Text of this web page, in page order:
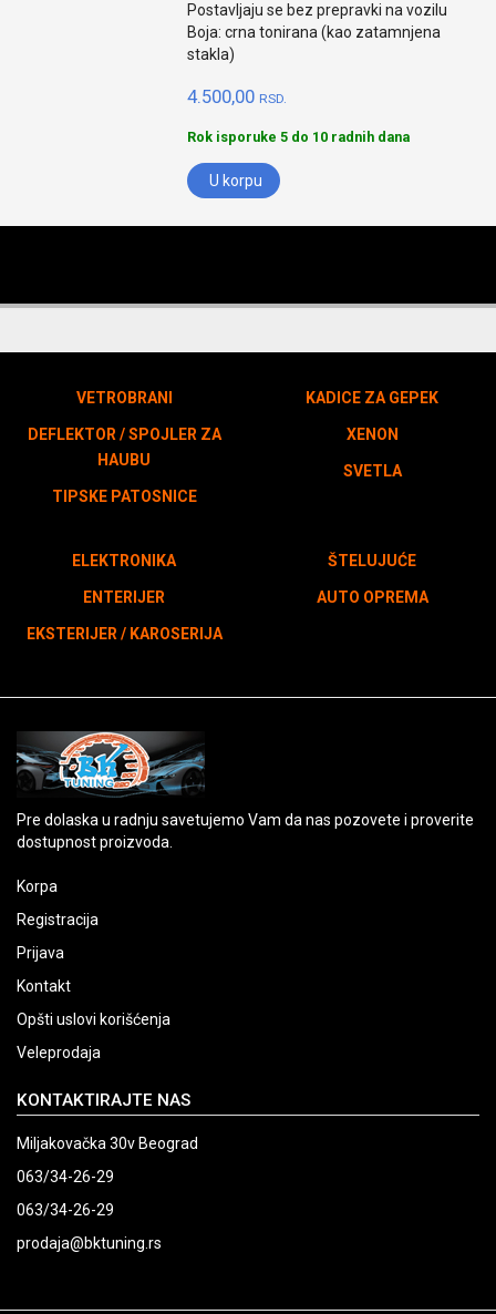
Postavljaju se bez prepravki na vozilu
Boja: crna tonirana (kao zatamnjena
stakla)
4.500,00 RSD.
Rok isporuke 5 do 10 radnih dana
U korpu
VETROBRANI
DEFLEKTOR / SPOJLER ZA
HAUBU
TIPSKE PATOSNICE
KADICE ZA GEPEK
XENON
SVETLA
ELEKTRONIKA
ENTERIJER
EKSTERIJER / KAROSERIJA
ŠTELUJUĆE
AUTO OPREMA
Pre dolaska u radnju savetujemo Vam da nas pozovete i proverite
dostupnost proizvoda.
Korpa
Registracija
Prijava
Kontakt
Opšti uslovi korišćenja
Veleprodaja
KONTAKTIRAJTE NAS
Miljakovačka 30v Beograd
063/34-26-29
063/34-26-29
prodaja@bktuning.rs